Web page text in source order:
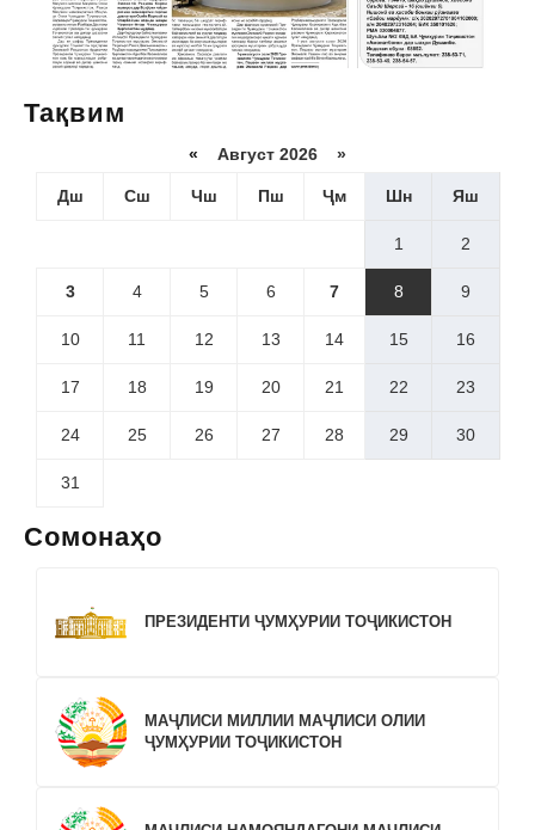
Тақвим
« Август 2026 »
Дш Сш Чш Пш Ҷм Шн Яш
1 2
3 4 5 6 7 8 9
10 11 12 13 14 15 16
17 18 19 20 21 22 23
24 25 26 27 28 29 30
31
Сомонаҳо
ПРЕЗИДЕНТИ ҶУМҲУРИИ ТОҶИКИСТОН
МАҶЛИСИ МИЛЛИИ МАҶЛИСИ ОЛИИ
ҶУМҲУРИИ ТОҶИКИСТОН